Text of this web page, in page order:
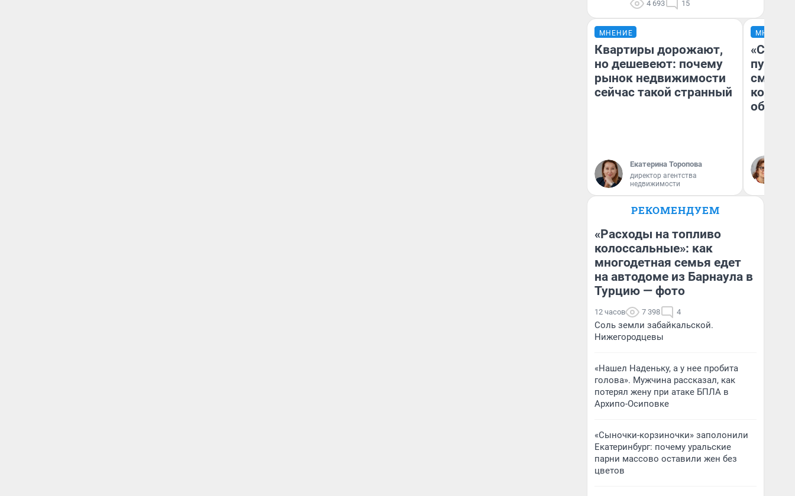
4 693 15
МНЕНИЕ
Квартиры дорожают,
но дешевеют: почему
рынок недвижимости
сейчас такой странный
Екатерина Торопова
директор агентства
недвижимости
МНЕНИЕ
РЕКОМЕНДУЕМ
«Расходы на топливо
колоссальные»: как
многодетная семья едет
на автодоме из Барнаула в
Турцию — фото
12 часов 7 398 4
Соль земли забайкальской.
Нижегородцевы
«Нашел Наденьку, а у нее пробита
голова». Мужчина рассказал, как
потерял жену при атаке БПЛА в
Архипо-Осиповке
«Сыночки-корзиночки» заполонили
Екатеринбург: почему уральские
парни массово оставили жен без
цветов